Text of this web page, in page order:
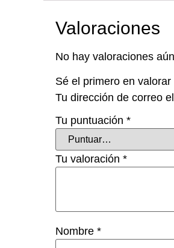
Valoraciones
No hay valoraciones
Sé el primero en
Tu dirección de correo
Tu puntuación *
Tu valoración *
Nombre *